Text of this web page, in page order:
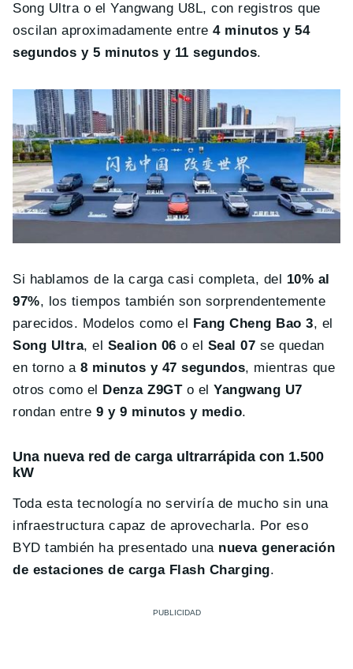
Song Ultra o el Yangwang U8L, con registros que
oscilan aproximadamente entre4 minutos y 54
segundos y 5 minutos y 11 segundos.
Si hablamos de la carga casi completa, del 10% al
97%, los tiempos también son sorprendentemente
parecidos. Modelos como el Fang Cheng Bao 3, el
Song Ultra, el Sealion 06 o el Seal 07 se quedan
en torno a 8 minutos y 47 segundos, mientras que
otros como el Denza Z9GTo elYangwang U7
rondan entre 9 y 9 minutos y medio.
Una nueva red de carga ultrarrápida con 1.500
kW
Toda esta tecnología no serviría de mucho sin una
infraestructura capaz de aprovecharla. Por eso
BYD también ha presentado una nueva generación
de estaciones de carga Flash Charging.